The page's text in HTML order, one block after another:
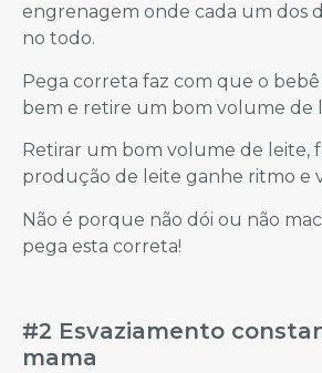
engrenagem onde cada um dos
no todo.
Pega correta faz com que o
bem e retire um bom volume de
Retirar um bom volume de leite,
produção de leite ganhe ritmo e
Não é porque não dói ou não
pega esta correta!
#2 Esvaziamento
mama